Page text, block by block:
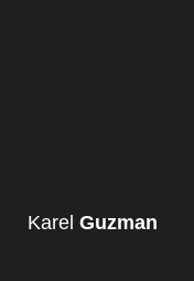
Karel Guzman